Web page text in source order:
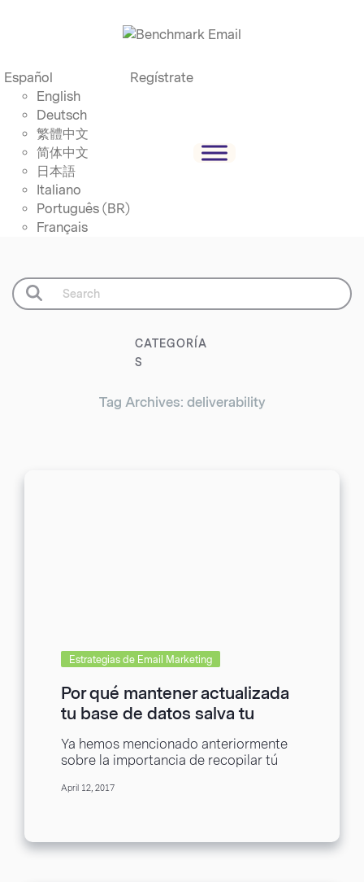
Español
English
Deutsch
繁體中文
简体中文
日本語
Italiano
Português (BR)
Français
Regístrate
CATEGORÍA
S
Tag Archives: deliverability
Estrategias de Email Marketing
Por qué mantener actualizada
tu base de datos salva tu
estrategia de email marketing
Ya hemos mencionado anteriormente
sobre la importancia de recopilar tú
qué la debes...
April 12, 2017